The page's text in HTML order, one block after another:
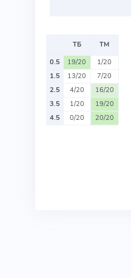
ТБ
ТМ
0.5
19/20
1/20
1.5
13/20
7/20
2.5
4/20
16/20
3.5
1/20
19/20
4.5
0/20 20/20